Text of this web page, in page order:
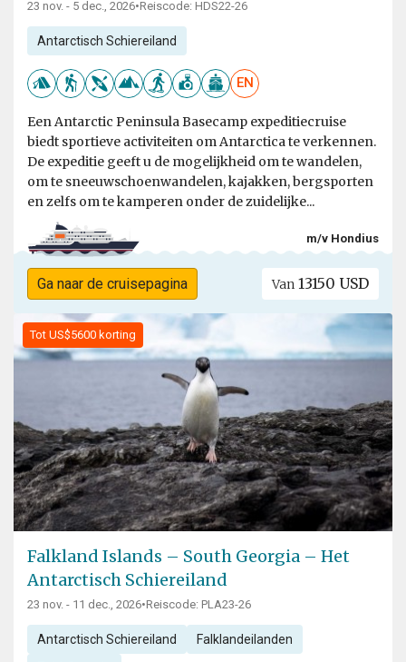
23 nov. - 5 dec., 2026•Reiscode: HDS22-26
Antarctisch Schiereiland
EN
Een Antarctic Peninsula Basecamp expeditiecruise
biedt sportieve activiteiten om Antarctica te verkennen.
De expeditie geeft u de mogelijkheid om te wandelen,
om te sneeuwschoenwandelen, kajakken, bergsporten
en zelfs om te kamperen onder de zuidelijke...
m/v Hondius
Ga naar de cruisepagina Van 13150 USD
Tot US$5600 korting
Falkland Islands – South Georgia – Het
Antarctisch Schiereiland
23 nov. - 11 dec., 2026•Reiscode: PLA23-26
Antarctisch Schiereiland Falklandeilanden